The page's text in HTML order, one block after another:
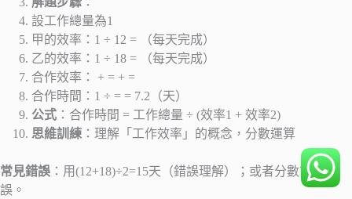
設工作總量為1
甲的效率：1 ÷ 12 = （每天完成）
乙的效率：1 ÷ 18 = （每天完成）
合作效率： + = + =
合作時間：1 ÷ = = 7.2（天）
公式 ：合作時間 = 工作總量 ÷ (效率1 + 效率2)
思維訓練 ：理解「工作效率」的概念，分數運算
常見錯誤 ：用(12+18)÷2=15天（錯誤理解）；或者分數計算錯
誤。